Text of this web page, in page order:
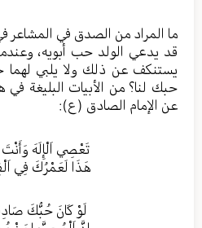
ما المراد من الصدق في المشاعر في
قد يدعي الولد حب أبويه،
يستنكف عن ذلك ولا يلبي لهما
حبك لنا؟ من الأبيات البليغة في
عن الإمام الصادق (ع):
تَعْصِي اَلْإِلَهَ
هَذَا لَعَمْرُكَ فِي
لَوْ كَانَ حُبُّكَ